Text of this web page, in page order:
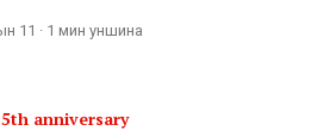
11 · 1 мин уншина
anniversary